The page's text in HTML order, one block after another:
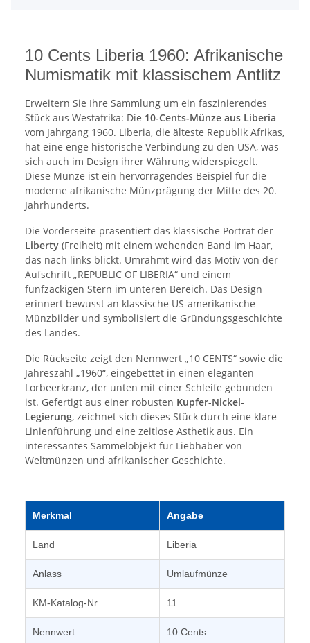
10 Cents Liberia 1960: Afrikanische
Numismatik mit klassischem Antlitz
Erweitern Sie Ihre Sammlung um ein faszinierendes
Stück aus Westafrika: Die 10-Cents-Münze aus Liberia
vom Jahrgang 1960. Liberia, die älteste Republik Afrikas,
hat eine enge historische Verbindung zu den USA, was
sich auch im Design ihrer Währung widerspiegelt.
Diese Münze ist ein hervorragendes Beispiel für die
moderne afrikanische Münzprägung der Mitte des 20.
Jahrhunderts.
Die Vorderseite präsentiert das klassische Porträt der
Liberty (Freiheit) mit einem wehenden Band im Haar,
das nach links blickt. Umrahmt wird das Motiv von der
Aufschrift „REPUBLIC OF LIBERIA“ und einem
fünfzackigen Stern im unteren Bereich. Das Design
erinnert bewusst an klassische US-amerikanische
Münzbilder und symbolisiert die Gründungsgeschichte
des Landes.
Die Rückseite zeigt den Nennwert „10 CENTS“ sowie die
Jahreszahl „1960“, eingebettet in einen eleganten
Lorbeerkranz, der unten mit einer Schleife gebunden
ist. Gefertigt aus einer robusten Kupfer-Nickel-
Legierung, zeichnet sich dieses Stück durch eine klare
Linienführung und eine zeitlose Ästhetik aus. Ein
interessantes Sammelobjekt für Liebhaber von
Weltmünzen und afrikanischer Geschichte.
Merkmal Angabe
Land Liberia
Anlass Umlaufmünze
KM-Katalog-Nr. 11
Nennwert 10 Cents